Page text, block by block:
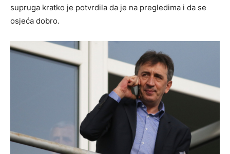
supruga kratko je potvrdila da je na pregledima i da se
osjeća dobro.